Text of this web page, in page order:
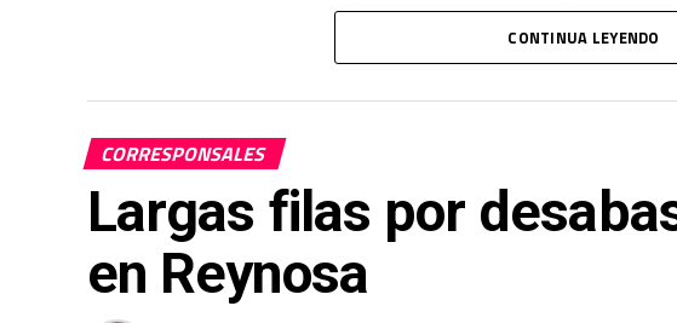
el rescate de dos personas privadas de su libertad
foto: archivo.
CONTINUA LEYENDO
CORRESPONSALES
Largas filas por
en Reynosa